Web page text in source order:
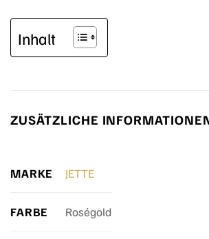
Inhalt
ZUSÄTZLICHE
MARKE JETTE
FARBE Roségold